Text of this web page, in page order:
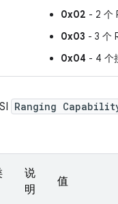
0x02 - 2 个
0x03 - 3 个
0x04 - 4 个
Ranging
说
明
值